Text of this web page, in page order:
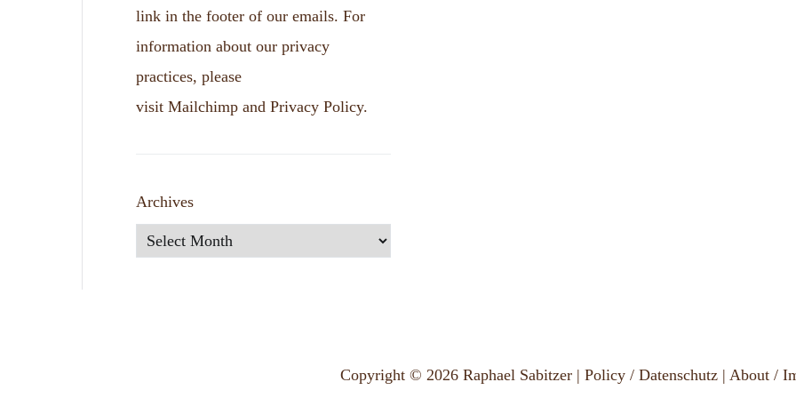
link in the footer of our emails. For
information about our privacy
practices, please
visit Mailchimp and Privacy Policy.
Archives
Copyright © 2026 Raphael Sabitzer | Policy / Datenschutz | About /